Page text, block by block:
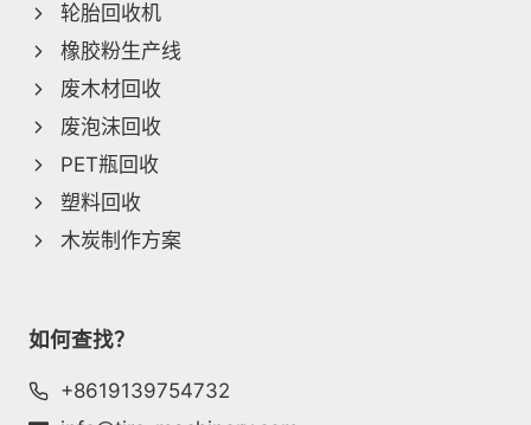
轮胎回收机
橡胶粉生产线
废木材回收
废泡沫回收
PET瓶回收
塑料回收
木炭制作方案
如何查找？
+8619139754732